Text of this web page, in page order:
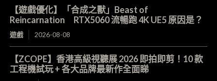
【遊戲優化】「合成之獸」Beast of
Reincarnation RTX5060 流暢跑 4K UE5 原因是？
遊戲 2026-08-08
【ZCOPE】香港高級視聽展 2026 即拍即剪！10 款
工程機試玩 + 各大品牌最新作全面睇